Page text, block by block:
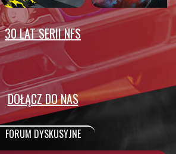
30 LAT SERII NFS
DOŁĄCZ DO NAS
FORUM DYSKUSYJNE